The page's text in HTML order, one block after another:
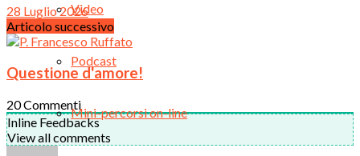
Video
Podcast
Mini-percorsi on-line
28 Luglio 2026
Articolo successivo
Questione d'amore!
20Commenti
Inline Feedbacks
View all comments